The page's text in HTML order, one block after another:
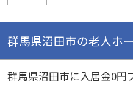
群馬県沼田市の老人ホ
群馬県沼田市に入居金0円